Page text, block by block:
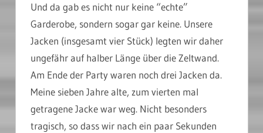
Und da gab es nicht nur keine “echte”
Garderobe, sondern sogar gar keine. Unsere
Jacken (insgesamt vier Stück) legten wir daher
ungefähr auf halber Länge über die Zeltwand.
Am Ende der Party waren noch drei Jacken da.
Meine sieben Jahre alte, zum vierten mal
getragene Jacke war weg. Nicht besonders
tragisch, so dass wir nach ein paar Sekunden